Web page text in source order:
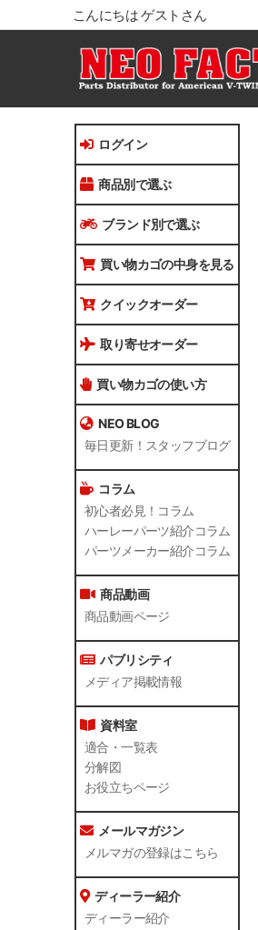
こんにちは ゲストさん
ログイン
商品別で選ぶ
ブランド別で選ぶ
買い物カゴの中身を見る
クイックオーダー
取り寄せオーダー
買い物カゴの使い方
NEO BLOG
毎日更新！スタッフブログ
コラム
初心者必見！コラム
ハーレーパーツ紹介コラム
パーツメーカー紹介コラム
商品動画
商品動画ページ
パブリシティ
メディア掲載情報
資料室
適合・一覧表
分解図
お役立ちページ
メールマガジン
メルマガの登録はこちら
ディーラー紹介
ディーラー紹介